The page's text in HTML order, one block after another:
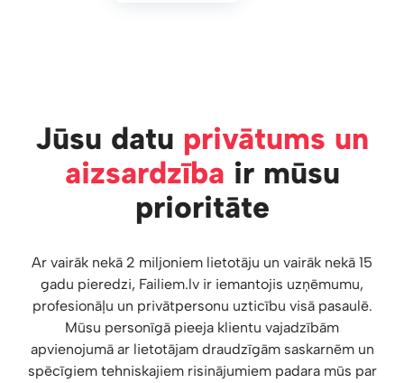
Jūsu datu privātums un
aizsardzība ir mūsu
prioritāte
Ar vairāk nekā 2 miljoniem lietotāju un vairāk nekā 15
gadu pieredzi, Failiem.lv ir iemantojis uzņēmumu,
profesionāļu un privātpersonu uzticību visā pasaulē.
Mūsu personīgā pieeja klientu vajadzībām
apvienojumā ar lietotājam draudzīgām saskarnēm un
spēcīgiem tehniskajiem risinājumiem padara mūs par